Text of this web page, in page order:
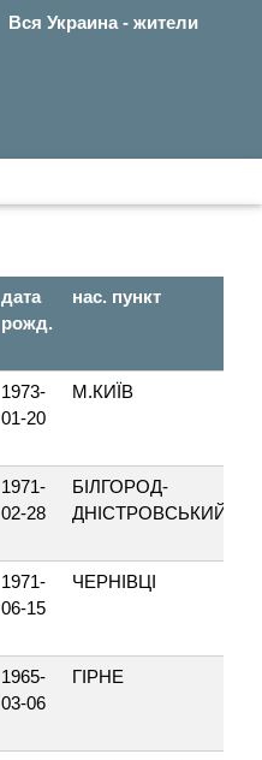
Вся Украина - жители
дата
рожд.
нас. пункт
1973-
01-20
М.КИЇВ
1971-
02-28
БІЛГОРОД-
ДНІСТРОВСЬКИЙ
1971-
06-15
ЧЕРНІВЦІ
1965-
03-06
ГІРНЕ